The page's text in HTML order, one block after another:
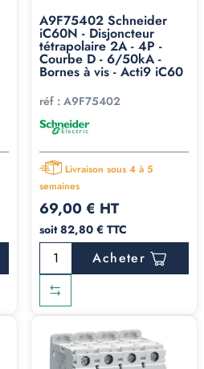
A9F75402 Schneider
iC60N - Disjoncteur
tétrapolaire 2A - 4P -
Courbe D - 6/50kA -
Bornes à vis - Acti9 iC60
réf : A9F75402
Livraison sous 4 à 5
semaines
69,00 € HT
soit 82,80 € TTC
Acheter